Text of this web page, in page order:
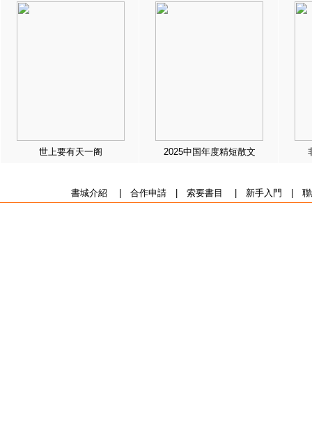
世上要有天一阁 2025中国年度精短散文
書城介紹 合作申請| 索要書目 新手入門